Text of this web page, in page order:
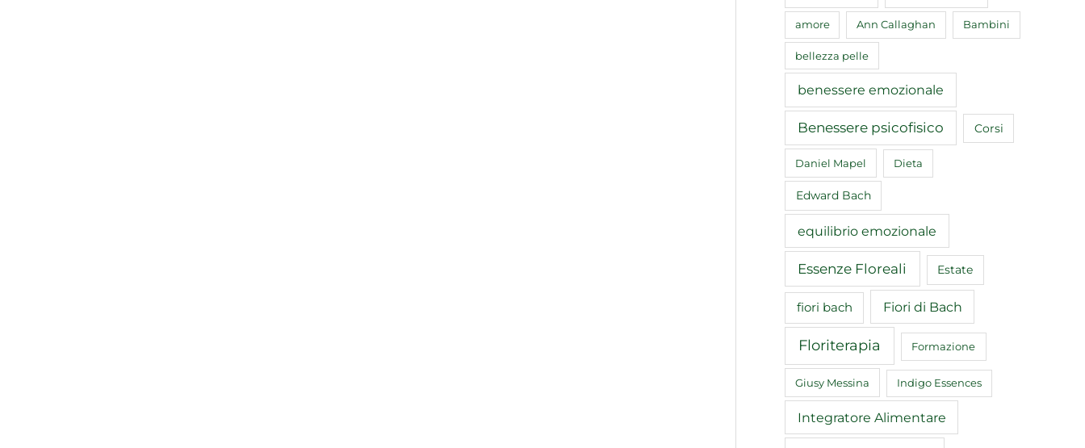
amore Ann Callaghan Bambini
bellezza pelle
benessere emozionale
Benessere psicofisico Corsi
Daniel Mapel Dieta
Edward Bach
equilibrio emozionale
Essenze Floreali Estate
fiori bach Fiori di Bach
Floriterapia Formazione
Giusy Messina Indigo Essences
Integratore Alimentare